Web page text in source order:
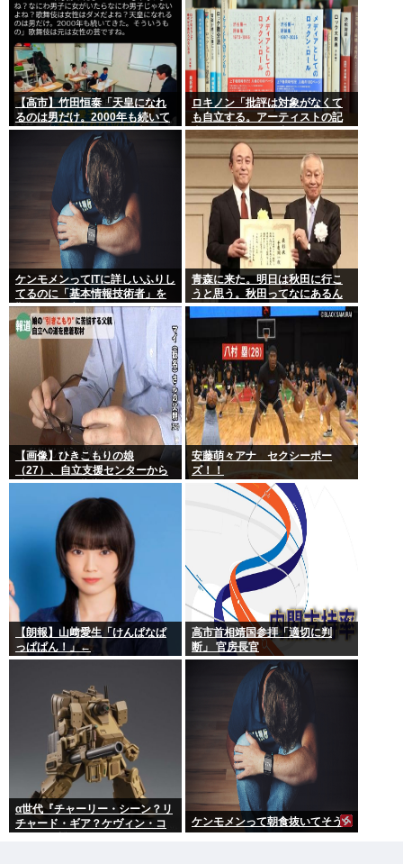
【高市】竹田恒泰「天皇になれ
るのは男だけ。2000年も続いて
きた伝統。歌舞伎も女は駄目だ
ロキノン「批評は対象がなくて
も自立する。アーティストの記
事に自分語りしか書かなくても
OK」 これさぁ…
ケンモメンってITに詳しいふりし
てるのに「基本情報技術者」を
難しいって言ってて笑ったわ
青森に来た。明日は秋田に行こ
うと思う。秋田ってなにあるん
だ？
【画像】ひきこもりの娘
（27）、自立支援センターから
酷いスパルタ指導を受けてしま
安藤萌々アナ セクシーポー
ズ！！
【朗報】山﨑愛生「けんぱなぱ
っぱぱん！」←
高市首相靖国参拝「適切に判
断」 官房長官
α世代『チャーリー・シーン？リ
チャード・ギア？ケヴィン・コ
ケンモメンって朝食抜いてそう